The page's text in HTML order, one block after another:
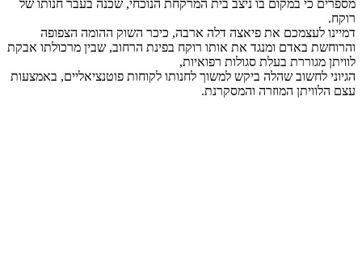
מספרים כי במקום בו ניצב בית המרקחת הנוכחי, שכנה בעבר חנותו של
רוקח.
דמיינו לעצמכם את פיאצה דלה ארבה, כיכר השוק ההומה הצפופה
והרוחשת באדם ומנגד את אותו רוקח בפינת הרחוב, שבין מרכולתו אבקת
לוויתן מגוררת בעלת סגולות רפואיות,
הגיוני לחשוב שהלה ביקש למשוך לחנותו לקוחות פוטנציאליים, באמצעות
עצם הלוויתן המוזרה והמסקרנת.